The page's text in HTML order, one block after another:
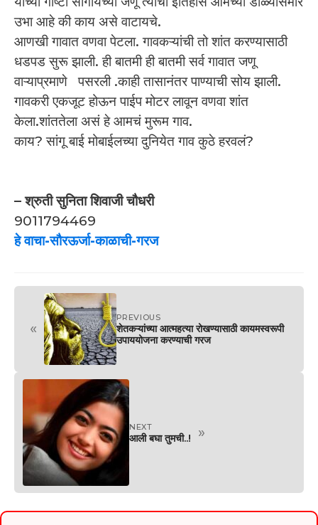
उभा आहे की काय असे वाटायचे.
आणखी गावात वणवा पेटला. गावकऱ्यांची तो शांत करण्यासाठी
धडपड सुरू झाली. ही बातमी ही बातमी सर्व गावात जणू
वाऱ्याप्रमाणे पसरली .काही तासानंतर पाण्याची सोय झाली.
गावकरी एकजूट होऊन पाईप मोटर लावून वणवा शांत
केला.शांततेला असं हे आमचं मुरूम गाव.
काय? सांगू बाई मोबाईलच्या दुनियेत गाव कुठे हरवलं?
– श्रुती सुनिता शिवाजी चौधरी
9011794469
हे वाचा-सौरऊर्जा-काळाची-गरज
«
PREVIOUS
शेतकऱ्यांच्या आत्महत्या रोखण्यासाठी कायमस्वरूपी
उपाययोजना करण्याची गरज
NEXT
आली बघा तुमची..! »